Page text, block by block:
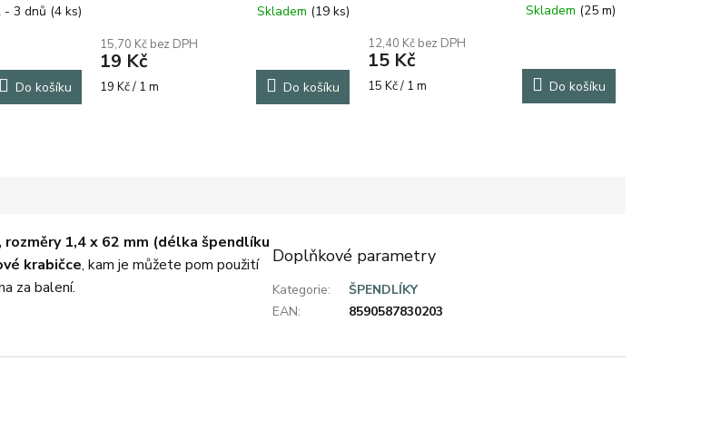
- 3 dnů (4 ks)
Do košíku
Skladem (19 ks)
15,70 Kč bez DPH
19 Kč
Měrná
19 Kč / 1 m Do košíku
Skladem (25 m)
12,40 Kč bez DPH
15 Kč
Měrná
15 Kč / 1 m Do košíku
1,4 x 62 mm (délka špendlíku
krabičce, kam je můžete pom použití
za balení.
Doplňkové parametry
Kategorie:
ŠPENDLÍKY
EAN: 8590587830203